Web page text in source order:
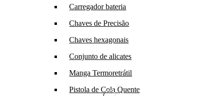
Carregador bateria
Chaves de Precisão
Chaves hexagonais
Conjunto de alicates
Manga Termoretrátil
Pistola de Cola Quente